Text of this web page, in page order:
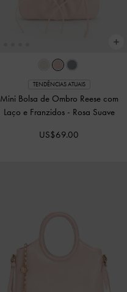
TENDÊNCIAS ATUAIS
Mini Bolsa de Ombro Reese com
Laço e Franzidos - Rosa Suave
US$69.00